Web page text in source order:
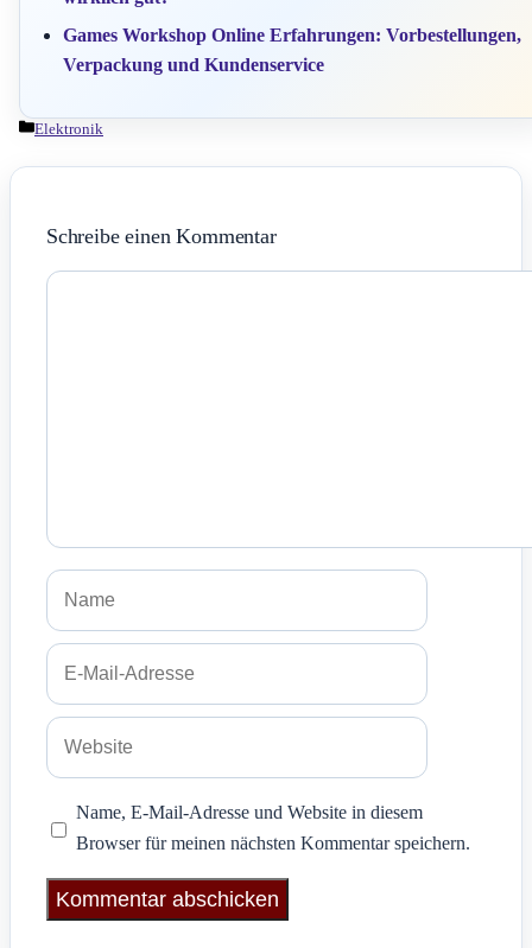
Games Workshop Online Erfahrungen: Vorbestellungen,
Verpackung und Kundenservice
Kategorien
Elektronik
Schreibe einen Kommentar
Kommentar
Name
E-
Adresse
Website
Name, E-Mail-Adresse und Website in diesem
Browser für meinen nächsten Kommentar speichern.